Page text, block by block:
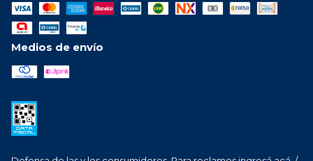
Medios de envío